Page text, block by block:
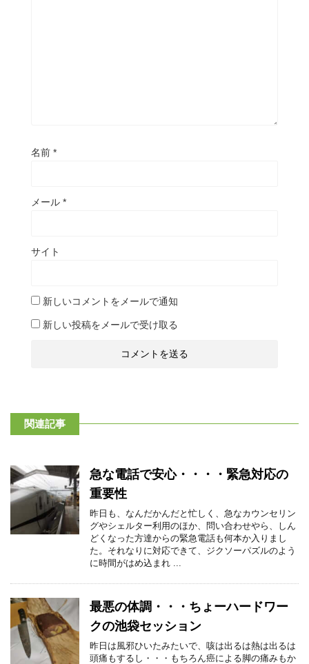
名前 *
メール *
サイト
新しいコメントをメールで通知
新しい投稿をメールで受け取る
関連記事
急な電話で安心・・・・緊急対応の
重要性
昨日も、なんだかんだと忙しく、急なカウンセリン
グやシェルター利用のほか、問い合わせやら、しん
どくなった方達からの緊急電話も何本か入りまし
た。それなりに対応できて、ジクソーパズルのよう
に時間がはめ込まれ ...
最悪の体調・・・ちょーハードワー
クの池袋セッション
昨日は風邪ひいたみたいで、咳は出るは熱は出るは
頭痛もするし・・・もちろん癌による脚の痛みもか